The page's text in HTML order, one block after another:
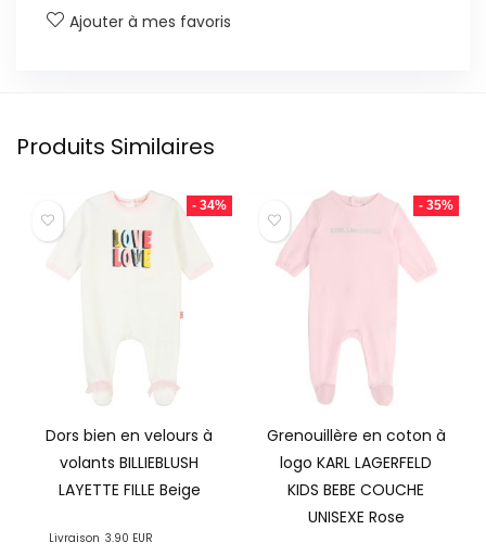
Ajouter à mes favoris
Produits Similaires
- 34%
Dors bien en velours à
volants BILLIEBLUSH
LAYETTE FILLE Beige
Livraison 3.90 EUR
- 35%
Grenouillère en coton à
logo KARL LAGERFELD
KIDS BEBE COUCHE
UNISEXE Rose